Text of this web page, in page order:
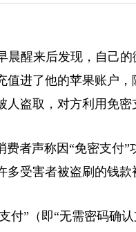
晨醒来后发现，自己
进了他的苹果账户
盗取，对方利用免密
声称因“免密支付”
受害者被盗刷的钱款
”（即“无需密码确